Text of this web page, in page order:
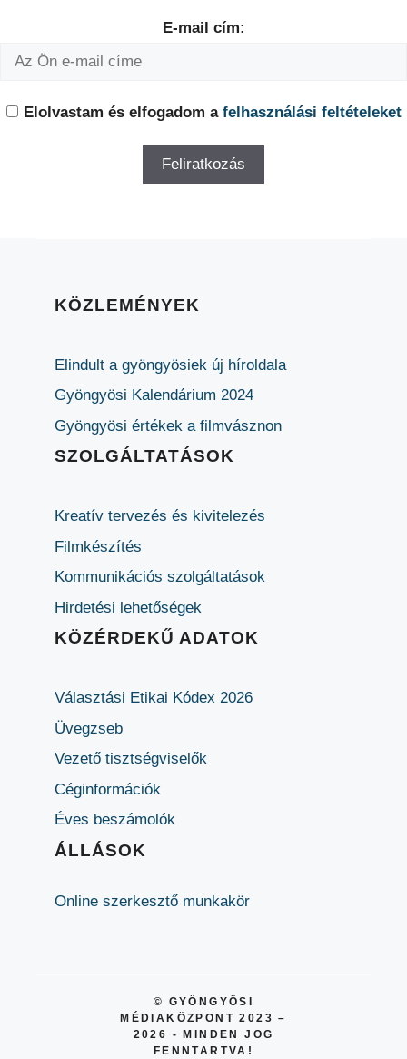
E-mail cím:
Elolvastam és elfogadom a felhasználási feltételeket
KÖZLEMÉNYEK
Elindult a gyöngyösiek új híroldala
Gyöngyösi Kalendárium 2024
Gyöngyösi értékek a filmvásznon
SZOLGÁLTATÁSOK
Kreatív tervezés és kivitelezés
Filmkészítés
Kommunikációs szolgáltatások
Hirdetési lehetőségek
KÖZÉRDEKŰ ADATOK
Választási Etikai Kódex 2026
Üvegzseb
Vezető tisztségviselők
Céginformációk
Éves beszámolók
ÁLLÁSOK
Online szerkesztő munkakör
© GYÖNGYÖSI
MÉDIAKÖZPONT 2023 –
2026 - MINDEN JOG
FENNTARTVA!